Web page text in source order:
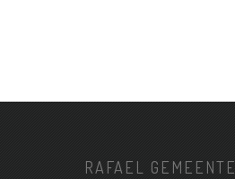
RAFAEL GEMEENTE